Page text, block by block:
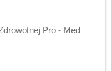
Pro - Med